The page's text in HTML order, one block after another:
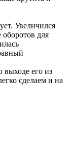
Увеличился
для
выходе его из
сделаем и на